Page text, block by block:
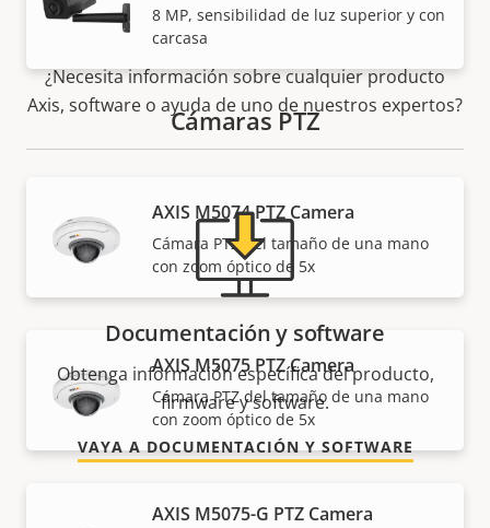
8 MP, sensibilidad de luz superior y con
carcasa
Cámaras PTZ
AXIS M5074 PTZ Camera
Cámara PTZ del tamaño de una mano
con zoom óptico de 5x
AXIS M5075 PTZ Camera
Cámara PTZ del tamaño de una mano
con zoom óptico de 5x
AXIS M5075-G PTZ Camera
Asistencia y recursos
¿Necesita información sobre cualquier producto
Axis, software o ayuda de uno de nuestros expertos?
Documentación y software
Obtenga información específica del producto,
firmware y software.
VAYA A DOCUMENTACIÓN Y SOFTWARE